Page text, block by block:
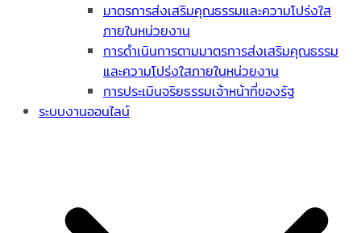
มาตรการส่งเสริมคุณธรรมและความโปร่งใส
ภายในหน่วยงาน
การดำเนินการตามมาตรการส่งเสริมคุณธรรม
และความโปร่งใสภายในหน่วยงาน
การประเมินจริยธรรมเจ้าหน้าที่ของรัฐ
ระบบงานออนไลน์